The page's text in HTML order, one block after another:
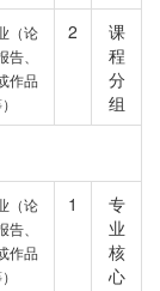
（论
、
作品
2
课
程
分
组
（论
、
作品
1
专
业
核
心